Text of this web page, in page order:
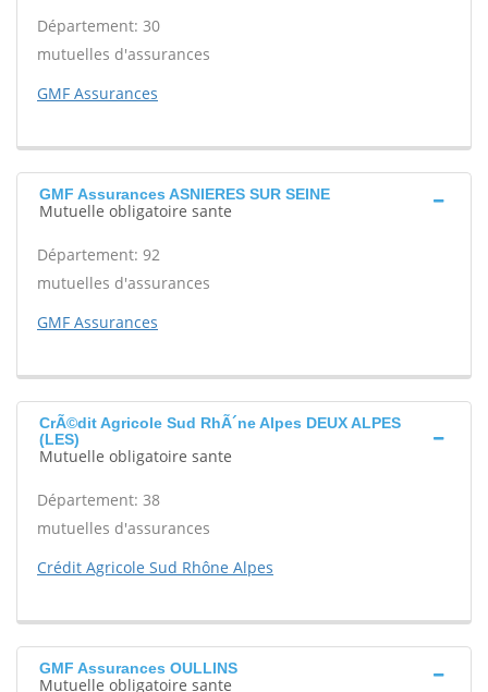
Département: 30
mutuelles d'assurances
GMF Assurances
GMF Assurances ASNIERES SUR SEINE
Mutuelle obligatoire sante
Département: 92
mutuelles d'assurances
GMF Assurances
CrÃ©dit Agricole Sud RhÃ´ne Alpes DEUX ALPES
(LES)
Mutuelle obligatoire sante
Département: 38
mutuelles d'assurances
Crédit Agricole Sud Rhône Alpes
GMF Assurances OULLINS
Mutuelle obligatoire sante